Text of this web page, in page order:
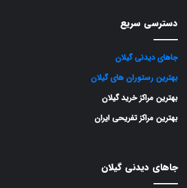
دسترسی سریع
جاهای دیدنی گیلان
بهترین رستوران های گیلان
بهترین مراکز خرید گیلان
بهترین مراکز تفریحی ایران
جاهای دیدنی گیلان